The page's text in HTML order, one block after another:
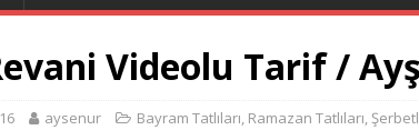
Videolu Tarif /
aysenur Bayram Tatlıları, Ramazan Tatlıları,